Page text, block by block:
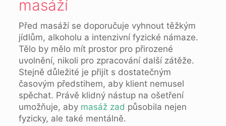
masáží
Před masáží se doporučuje vyhnout těžkým
jídlům, alkoholu a intenzivní fyzické námaze.
Tělo by mělo mít prostor pro přirozené
uvolnění, nikoli pro zpracování další zátěže.
Stejně důležité je přijít s dostatečným
časovým předstihem, aby klient nemusel
spěchat. Právě klidný nástup na ošetření
umožňuje, aby masáž zad působila nejen
fyzicky, ale také mentálně.